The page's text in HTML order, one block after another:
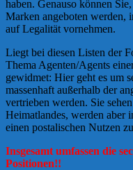
haben. Genauso können
Marken angeboten werden,
auf Legalität vornehmen.
Liegt bei diesen Listen der
Thema Agenten/Agents
gewidmet: Hier geht es um
massenhaft außerhalb der
vertrieben werden. Sie
Heimatlandes, werden aber
einen postalischen Nutzen
Insgesamt umfassen die
Positionen!!